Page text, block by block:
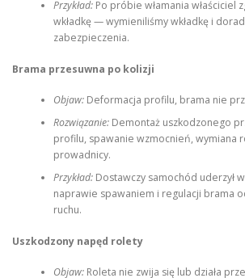
Przykład:Po próbie włamania właściciel
wkładkę — wymieniliśmy wkładkę i
zabezpieczenia.
Brama przesuwna po kolizji
Objaw:Deformacja profilu, brama nie
Rozwiązanie:Demontaż uszkodzonego
profilu, spawanie wzmocnień, wymiana
prowadnicy.
Przykład:Dostawczy samochód uderzył
naprawie spawaniem i regulacji brama
ruchu.
Uszkodzony napęd rolety
Objaw:Roleta nie zwija się lub działa